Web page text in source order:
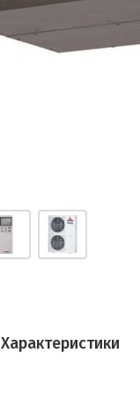
Характеристики